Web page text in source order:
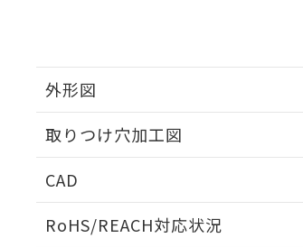
外形図
取りつけ穴加工図
CAD
RoHS/REACH対応状況